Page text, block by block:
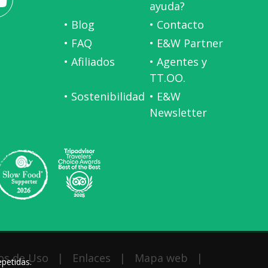
ayuda?
• Blog
• Contacto
• FAQ
• E&W Partner
• Afiliados
• Agentes y
TT.OO.
• Sostenibilidad • E&W
Newsletter
de Uso | Enlaces | Mapa web
|